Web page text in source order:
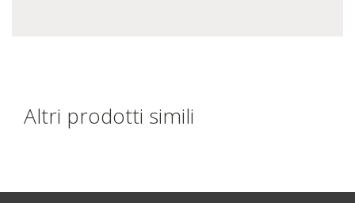
Altri prodotti simili